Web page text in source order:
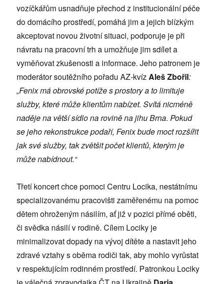
vozíčkářům usnadňuje přechod z institucionální péče
do domácího prostředí, pomáhá jim a jejich blízkým
akceptovat novou životní situaci, podporuje je při
návratu na pracovní trh a umožňuje jim sdílet a
vyměňovat zkušenosti a informace. Jeho patronem je
moderátor soutěžního pořadu AZ-kvízAleš Zbořil:
„Fenix má obrovské potíže s prostory a to limituje
služby, které může klientům nabízet. Svítá nicméně
naděje na větší sídlo na rovině na jihu Brna. Pokud
se jeho rekonstrukce podaří, Fenix bude moct rozšířit
jak své služby, tak zvětšit počet klientů, kterým je
může nabídnout.“
Třetí koncert chce pomoci Centru Locika, nestátnímu
specializovanému pracovišti zaměřenému na pomoc
dětem ohroženým násilím, ať již v pozici přímé oběti,
či svědka násilí v rodině. Cílem Lociky je
minimalizovat dopady na vývoj dítěte a nastavit jeho
zdravé vztahy s oběma rodiči tak, aby mohlo vyrůstat
v respektujícím rodinném prostředí. Patronkou Lociky